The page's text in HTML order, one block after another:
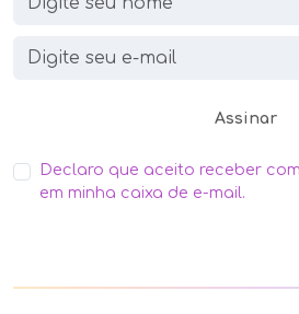
Assinar
Declaro que aceito receber
em minha caixa de e-mail.